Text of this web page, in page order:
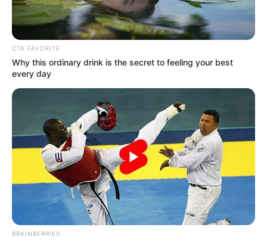
7. Ia termasuk gadis yang suka bermake up natural,
bisa jadi inspirasi nih!
CTA FAVORITE
Why this ordinary drink is the secret to feeling your best
every day
BRAINBERRIES